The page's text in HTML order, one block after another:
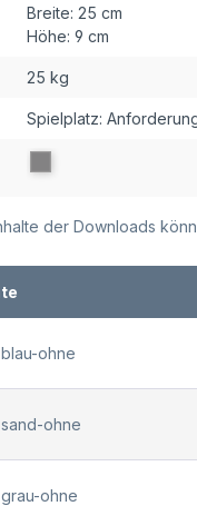
Breite: 25 cm
Höhe: 9 cm
25 kg
Spielplatz:
der Downloads
ohne
ohne
ohne